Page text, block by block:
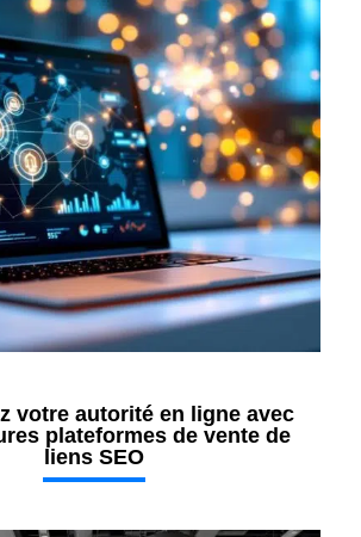
votre autorité en ligne avec
plateformes de vente de
liens SEO